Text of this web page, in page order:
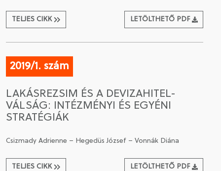
TELJES CIKK LETÖLTHETŐ PDF
2019/1. szám
LAKÁSREZSIM ÉS A DEVIZAHITEL-
VÁLSÁG: INTÉZMÉNYI ÉS EGYÉNI
STRATÉGIÁK
Csizmady Adrienne – Hegedüs József – Vonnák Diána
TELJES CIKK LETÖLTHETŐ PDF